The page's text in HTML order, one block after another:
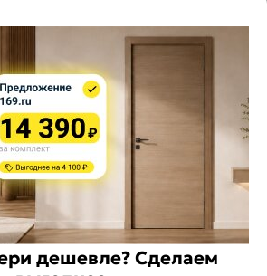
99
дешевле? Сделаем